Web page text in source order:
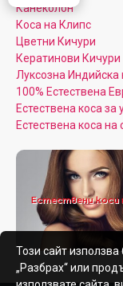
Канеколон
Коса на Клипс
Цветни Кичури
Кератинови Кичури
Луксозна Индийска
100% Естествена
Естествена коса
Естествена коса на
Естествени коси
Този сайт използва
„Разбрах“ или